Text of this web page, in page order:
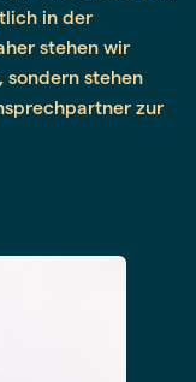
in der
stehen wir
sondern stehen
zur